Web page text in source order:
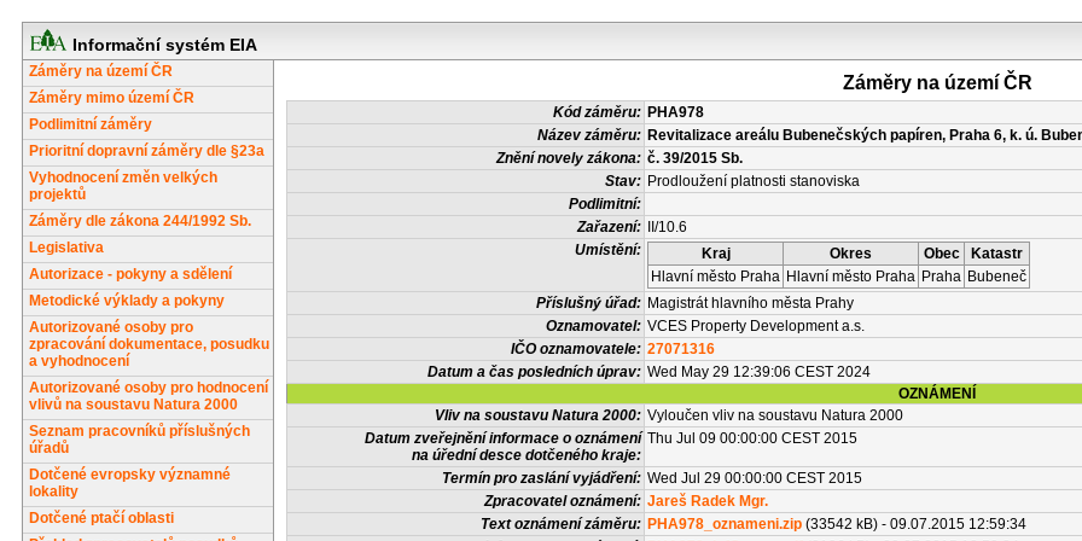
Informační systém EIA
Záměry na území ČR
Záměry mimo území ČR
Podlimitní záměry
Prioritní dopravní záměry dle §23a
Vyhodnocení změn velkých
projektů
Záměry dle zákona 244/1992 Sb.
Legislativa
Autorizace - pokyny a sdělení
Metodické výklady a pokyny
Autorizované osoby pro
zpracování dokumentace, posudku
a vyhodnocení
Autorizované osoby pro hodnocení
vlivů na soustavu Natura 2000
Seznam pracovníků příslušných
úřadů
Dotčené evropsky významné
lokality
Dotčené ptačí oblasti
Záměry na území ČR
Kód záměru: PHA978
Název záměru: Revitalizace areálu Bubenečských papíren, Praha 6, k. ú.
Znění novely zákona: č. 39/2015 Sb.
Stav: Prodloužení platnosti stanoviska
Podlimitní:
Zařazení:
II/10.6
Umístění:
Kraj Okres Obec
Katastr
Hlavní město Praha Hlavní město Praha Praha Bubeneč
Příslušný úřad: Magistrát hlavního města Prahy
Oznamovatel: VCES Property Development a.s.
IČO oznamovatele: 27071316
Datum a čas posledních úprav: Wed May 29 12:39:06 CEST 2024
OZNÁMENÍ
Vliv na soustavu Natura 2000: Vyloučen vliv na soustavu Natura 2000
Datum zveřejnění informace o oznámení
na úřední desce dotčeného kraje:
Thu Jul 09 00:00:00 CEST 2015
Termín pro zaslání vyjádření: Wed Jul 29 00:00:00 CEST 2015
Zpracovatel oznámení: Jareš Radek Mgr.
Text oznámení záměru: PHA978_oznameni.zip (33542 kB) - 09.07.2015 12:59:34